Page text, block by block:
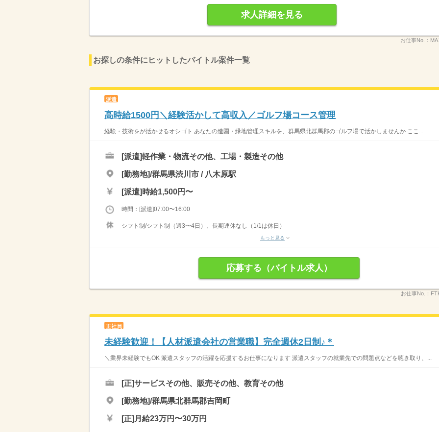
求人詳細を見る
お仕事No.：
お探しの条件にヒットしたバイトル案件一覧
派遣
高時給1500円＼経験活かして高収入／ゴルフ場コース管理
経験・技術をが活かせるオシゴト あなたの造園・緑地管理スキルを、群馬県北群馬郡のゴルフ場で活かしませんか ここ...
[派遣]軽作業・物流その他、工場・製造その他
[勤務地]/群馬県渋川市 / 八木原駅
[派遣] 時給1,500円〜
時間：[派遣]07:00〜16:00
シフト制/シフト制（週3〜4日）、長期連休なし（1/1は休日）
もっと見る
応募する（バイトル求人）
お仕事No.：
正社員
未経験歓迎！【人材派遣会社の営業職】完全週休2日制♪＊
＼業界未経験でもOK 派遣スタッフの活躍を応援するお仕事になります 派遣スタッフの就業先での問題点などを聴き取り、...
[正]サービスその他、販売その他、教育その他
[勤務地]/群馬県北群馬郡吉岡町
[正] 月給23万円〜30万円